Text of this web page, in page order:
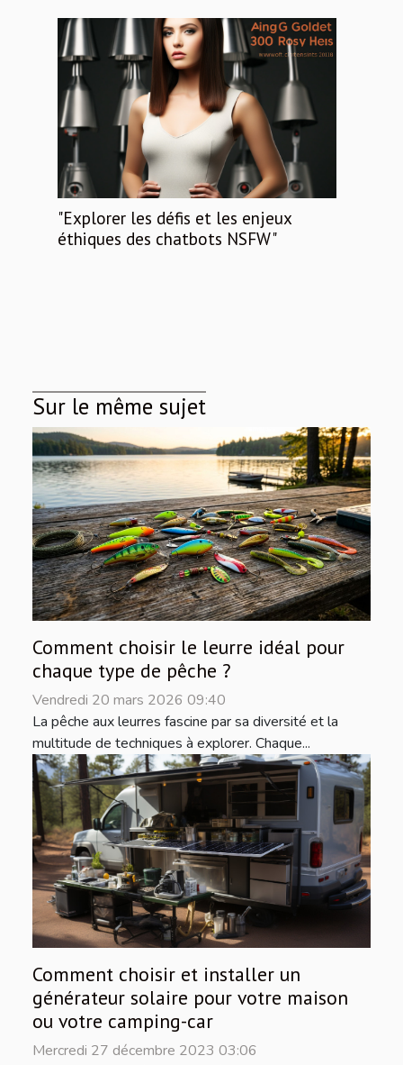
"Explorer les défis et les enjeux
éthiques des chatbots NSFW"
Sur le même sujet
Comment choisir le leurre idéal pour
chaque type de pêche ?
Vendredi 20 mars 2026 09:40
La pêche aux leurres fascine par sa diversité et la
multitude de techniques à explorer. Chaque...
Comment choisir et installer un
générateur solaire pour votre maison
ou votre camping-car
Mercredi 27 décembre 2023 03:06